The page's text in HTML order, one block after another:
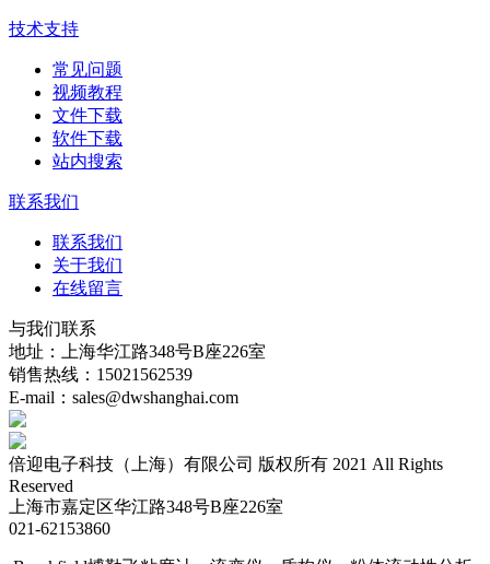
技术支持
常见问题
视频教程
文件下载
软件下载
站内搜索
联系我们
联系我们
关于我们
在线留言
与我们联系
地址：上海华江路348号B座226室
销售热线：15021562539
E-mail：sales@dwshanghai.com
倍迎电子科技（上海）有限公司 版权所有 2021 All Rights
Reserved
上海市嘉定区华江路348号B座226室
021-62153860